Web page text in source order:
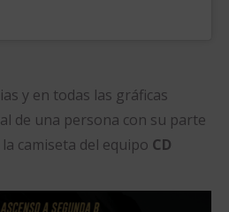
y en todas las gráficas
de una persona con su parte
camiseta del equipo CD